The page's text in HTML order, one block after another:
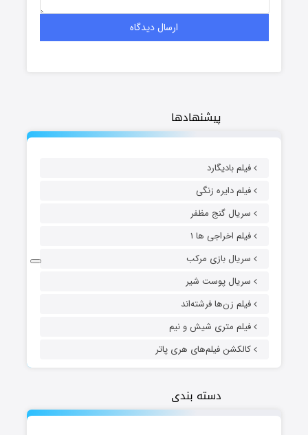
پیشنهادها
فیلم بادیگارد
فیلم دایره زنگی
سریال گنج مظفر
فیلم اخراجی ها ۱
سریال بازی مرکب
سریال پوست شیر
فیلم زن‌ها فرشته‌اند
فیلم متری شیش و نیم
کالکشن فیلم‌های هری پاتر
دسته بندی